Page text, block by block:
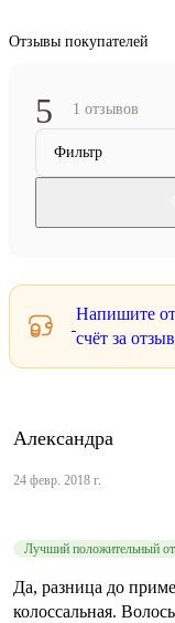
Отзывы покупателей
5 1 отзывов
Фильтр
Напишите
счёт за
Александра
24 февр. 2018 г.
Лучший положительный
Да, разница до
колоссальная.